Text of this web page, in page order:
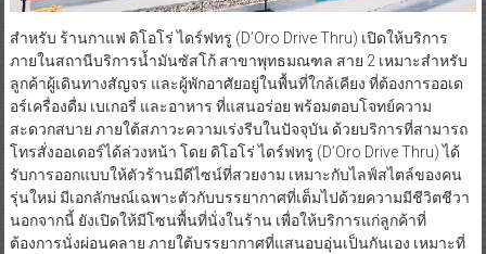
สำหรับ ร้านกาแฟ ดิโอโร่ ไดร์ฟทรู (D’Oro Drive Thru) เปิดให้บริการ
ภายในสถานีบริการน้ำมันซัสโก้ สาขาพุทธมณฑล สาย 2 เหมาะสำหรับ
ลูกค้าผู้เดินทางสัญจร และผู้พักอาศัยอยู่ในพื้นที่ใกล้เคียง ที่ต้องการออเด
อร์เครื่องดื่ม เบเกอรี่ และอาหาร ที่แสนอร่อย พร้อมตอบโจทย์ความ
สะดวกสบาย ภายใต้สภาวะความเร่งรีบในปัจจุบัน ด้วยบริการที่สามารถ
โทรสั่งออเดอร์ได้ล่วงหน้า โดย ดิโอโร่ ไดร์ฟทรู (D’Oro Drive Thru) ได้
รับการออกแบบให้ตัวร้านมีดีไซน์ที่สวยงาม เหมาะกับไลฟ์สไตล์ของคน
รุ่นใหม่ มีเอกลักษณ์เฉพาะตัวกับบรรยากาศที่เต็มไปด้วยความมีชีวิตชีวา
นอกจากนี้ ยังเปิดให้มีโซนพื้นที่นั่งในร้าน เพื่อให้บริการแก่ลูกค้าที่
ต้องการนั่งผ่อนคลาย ภายใต้บรรยากาศที่แสนอบอุ่นเป็นกันเอง เหมาะที่